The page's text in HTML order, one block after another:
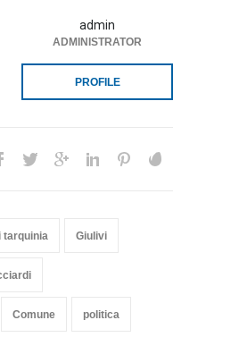
admin
ADMINISTRATOR
PROFILE
tarquinia Giulivi
Comune politica